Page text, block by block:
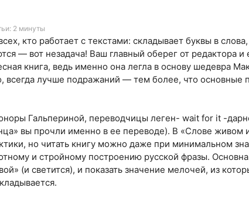
2 минуты
кто работает с текстами: складывает буквы в
— вот незадача! Ваш главный оберег от редактора
книга, ведь именно она легла в основу шедевра
всегда лучше подражаний — тем более, что основные
Гальпериной, переводчицы леген- wait for it -
вы прочли именно в ее переводе). В «Слове живом
но читать книгу можно даже при минимальном
и стройному построению русской фразы.
(и светится), и показать значение мелочей, из